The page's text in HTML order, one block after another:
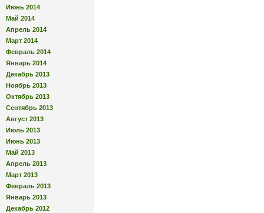
Июнь 2014
Май 2014
Апрель 2014
Март 2014
Февраль 2014
Январь 2014
Декабрь 2013
Ноябрь 2013
Октябрь 2013
Сентябрь 2013
Август 2013
Июль 2013
Июнь 2013
Май 2013
Апрель 2013
Март 2013
Февраль 2013
Январь 2013
Декабрь 2012